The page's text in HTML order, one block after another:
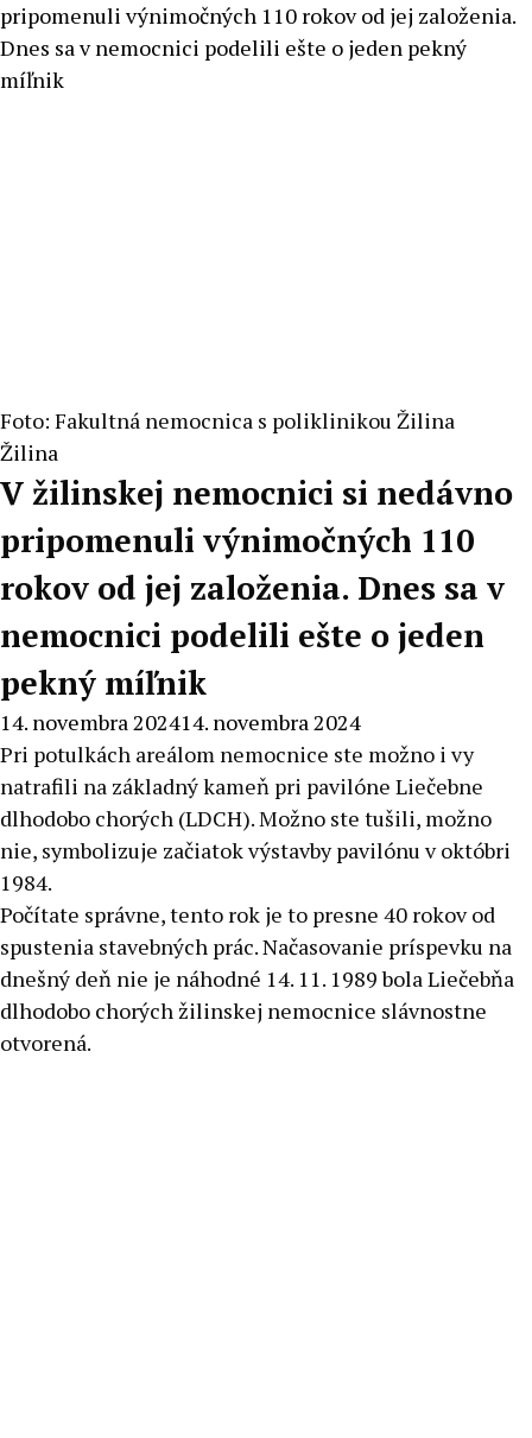
pripomenuli výnimočných 110 rokov od jej založenia.
Dnes sa v nemocnici podelili ešte o jeden pekný
míľnik
Foto: Fakultná nemocnica s poliklinikou Žilina
Žilina
V žilinskej nemocnici si nedávno
pripomenuli výnimočných 110
rokov od jej založenia. Dnes sa v
nemocnici podelili ešte o jeden
pekný míľnik
14. novembra 202414. novembra 2024
Pri potulkách areálom nemocnice ste možno i vy
natrafili na základný kameň pri pavilóne Liečebne
dlhodobo chorých (LDCH). Možno ste tušili, možno
nie, symbolizuje začiatok výstavby pavilónu v októbri
1984.
Počítate správne, tento rok je to presne 40 rokov od
spustenia stavebných prác. Načasovanie príspevku na
dnešný deň nie je náhodné 14. 11. 1989 bola Liečebňa
dlhodobo chorých žilinskej nemocnice slávnostne
otvorená.